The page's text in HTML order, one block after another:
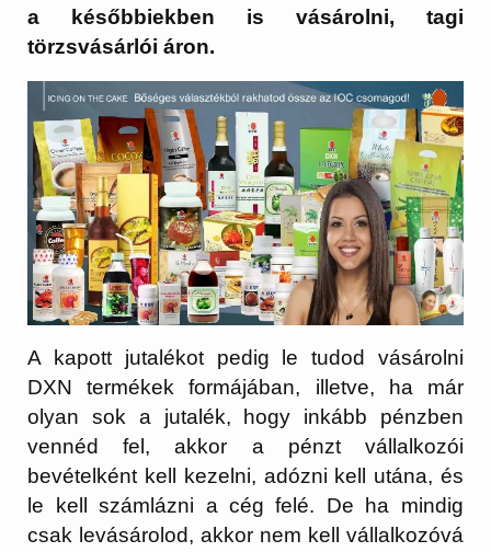
a későbbiekben is vásárolni, tagi
törzsvásárlói áron.
A kapott jutalékot pedig le tudod vásárolni
DXN termékek formájában, illetve, ha már
olyan sok a jutalék, hogy inkább pénzben
vennéd fel, akkor a pénzt vállalkozói
bevételként kell kezelni, adózni kell utána, és
le kell számlázni a cég felé. De ha mindig
csak levásárolod, akkor nem kell vállalkozóvá